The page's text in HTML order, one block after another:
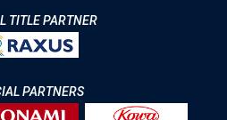
TITLE PARTNER
PARTNERS